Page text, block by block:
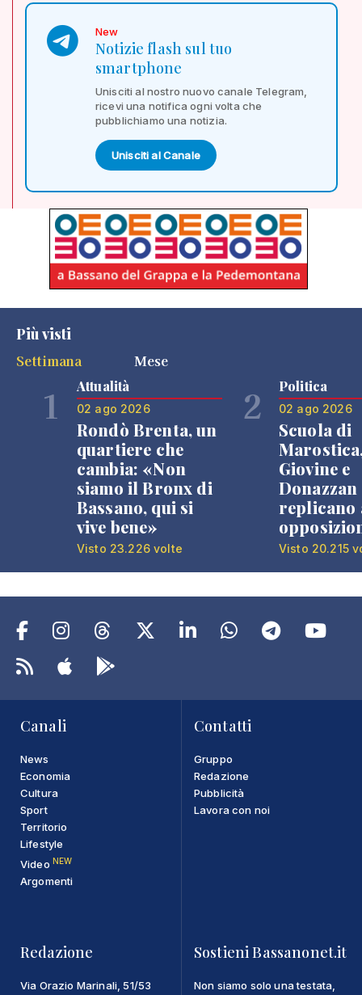
New
Notizie flash sul tuo
smartphone
Unisciti al nostro nuovo canale Telegram,
ricevi una notifica ogni volta che
pubblichiamo una notizia.
Unisciti al Canale
Più visti
Settimana
Mese
1 Attualità
02 ago 2026
Rondò Brenta, un
quartiere che
cambia: «Non
siamo il Bronx di
Bassano, qui si
vive bene»
Visto 23.226 volte
2 Politica
02 ago 2026
Scuola di
Giovine e
Donazzan
replicano
Visto 20.215
Canali
News
Economia
Cultura
Sport
Territorio
Lifestyle
Video NEW
Argomenti
Contatti
Gruppo
Redazione
Pubblicità
Lavora con noi
Redazione
Via Orazio Marinali, 51/53
Sostieni Bassanonet.it
Non siamo solo una testata,